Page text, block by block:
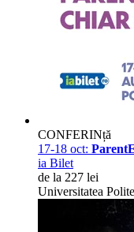
CONFERINță
17-18 oct:
ia Bilet
de la 227 lei
Universitatea